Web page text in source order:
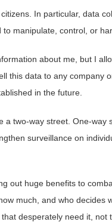
In particular, data
manipulate, control, or
about me, but I
this data to any company
in the future.
a two-way street. One-
surveillance on
out huge benefits to
much, and who decides
desperately need it,